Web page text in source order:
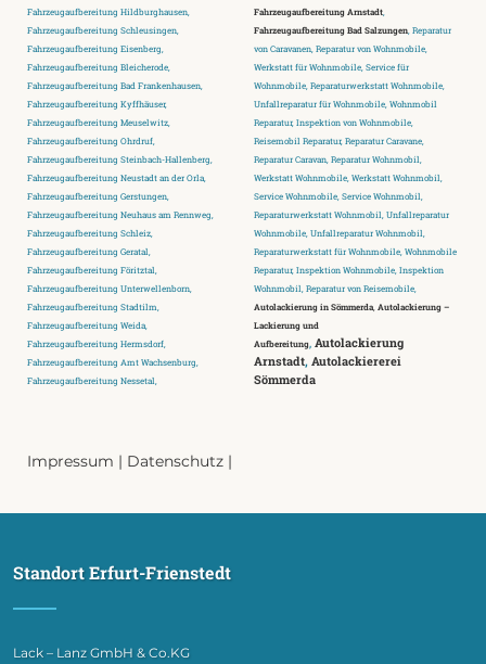
Fahrzeugaufbereitung Hildburghausen,
Fahrzeugaufbereitung Schleusingen,
Fahrzeugaufbereitung Eisenberg,
Fahrzeugaufbereitung Bleicherode,
Fahrzeugaufbereitung Bad Frankenhausen,
Fahrzeugaufbereitung Kyffhäuser,
Fahrzeugaufbereitung Meuselwitz,
Fahrzeugaufbereitung Ohrdruf,
Fahrzeugaufbereitung Steinbach-Hallenberg,
Fahrzeugaufbereitung Neustadt an der Orla,
Fahrzeugaufbereitung Gerstungen,
Fahrzeugaufbereitung Neuhaus am Rennweg,
Fahrzeugaufbereitung Schleiz,
Fahrzeugaufbereitung Geratal,
Fahrzeugaufbereitung Föritztal,
Fahrzeugaufbereitung Unterwellenborn,
Fahrzeugaufbereitung Stadtilm,
Fahrzeugaufbereitung Weida,
Fahrzeugaufbereitung Hermsdorf,
Fahrzeugaufbereitung Amt Wachsenburg,
Fahrzeugaufbereitung Nessetal,
Fahrzeugaufbereitung Arnstadt
Fahrzeugaufbereitung Bad Salzungen , Reparatur
von Caravanen, Reparatur von Wohnmobile,
Werkstatt für Wohnmobile, Service für
Wohnmobile, Reparaturwerkstatt Wohnmobile,
Unfallreparatur für Wohnmobile, Wohnmobil
Reparatur, Inspektion von Wohnmobile,
Reisemobil Reparatur, Reparatur Caravane,
Reparatur Caravan, Reparatur Wohnmobil,
Werkstatt Wohnmobile, Werkstatt Wohnmobil,
Service Wohnmobile, Service Wohnmobil,
Reparaturwerkstatt Wohnmobil, Unfallreparatur
Wohnmobile, Unfallreparatur Wohnmobil,
Reparaturwerkstatt für Wohnmobile, Wohnmobile
Reparatur, Inspektion Wohnmobile, Inspektion
Wohnmobil, Reparatur von Reisemobile,
Autolackierung in Sömmerda Autolackierung –
Lackierung und
Aufbereitung, Autolackierung
Arnstadt, Autolackiererei
Sömmerda
Impressum | Datenschutz |
Standort Erfurt-Frienstedt
Lack – Lanz GmbH & Co.KG